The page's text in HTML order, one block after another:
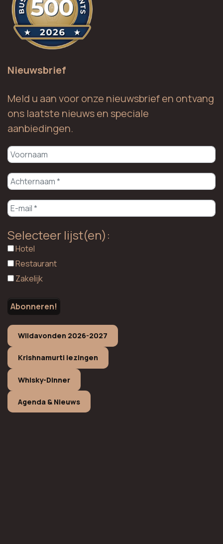
Nieuwsbrief
Meld u aan voor onze nieuwsbrief en ontvang
ons laatste nieuws en speciale
aanbiedingen.
Selecteer lijst(en):
Hotel
Restaurant
Zakelijk
Wildavonden 2026-2027
Krishnamurti lezingen
Whisky-Dinner
Agenda & Nieuws